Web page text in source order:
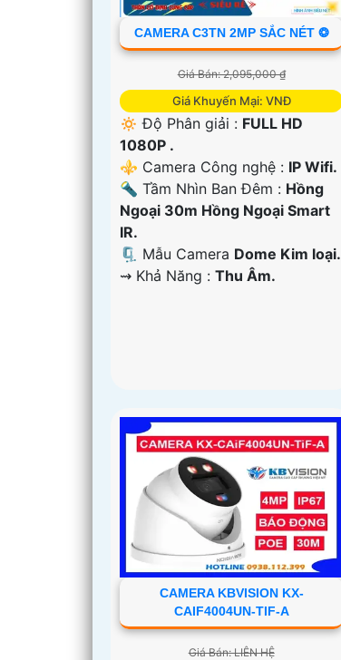
CAMERA C3TN 2MP SẮC NÉT ❂
Giá Bán: 2,095,000 ₫
Giá Khuyến Mại: VNĐ
🔅 Độ Phân giải : FULL HD
1080P .
⚜️ Camera Công nghệ : IP Wifi.
🔦 Tầm Nhìn Ban Đêm : Hồng
Ngoại 30m Hồng Ngoại Smart
IR.
🗜️ Mẫu Camera Dome Kim loại.
️⇝ Khả Năng : Thu Âm.
CAMERA KBVISION KX-
CAIF4004UN-TIF-A
Giá Bán: LIÊN HỆ